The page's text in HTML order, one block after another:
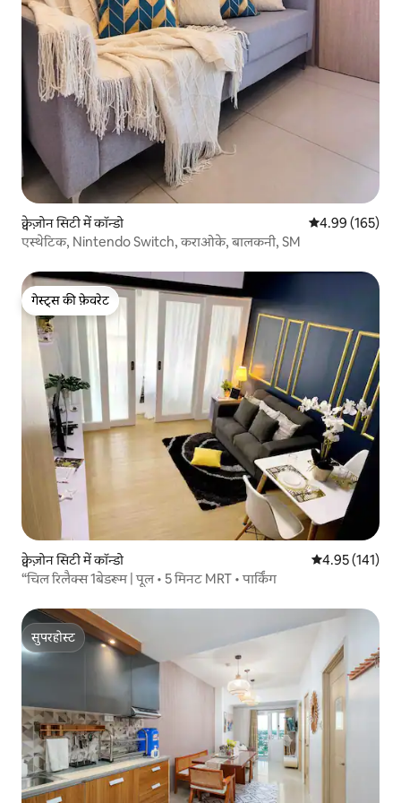
क्वेज़ोन सिटी में कॉन्डो औसत रेटिंग 5 में से
4.99 (165)
एस्थेटिक, Nintendo Switch, कराओके, बालकनी, SM
गेस्ट्स की फ़ेवरेट
गेस्ट्स की फ़ेवरेट
क्वेज़ोन सिटी में कॉन्डो औसत रेटिंग 5 में से
4.95 (141)
“चिल रिलैक्स 1बेडरूम | पूल • 5 मिनट MRT • पार्किंग
सुपरहोस्ट
सुपरहोस्ट